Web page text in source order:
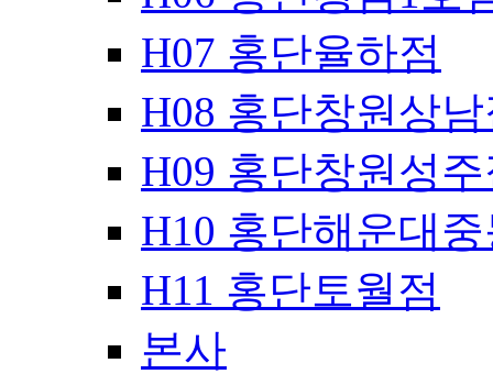
H07 홍단율하점
H08 홍단창원상
H09 홍단창원성
H10 홍단해운대
H11 홍단토월점
본사